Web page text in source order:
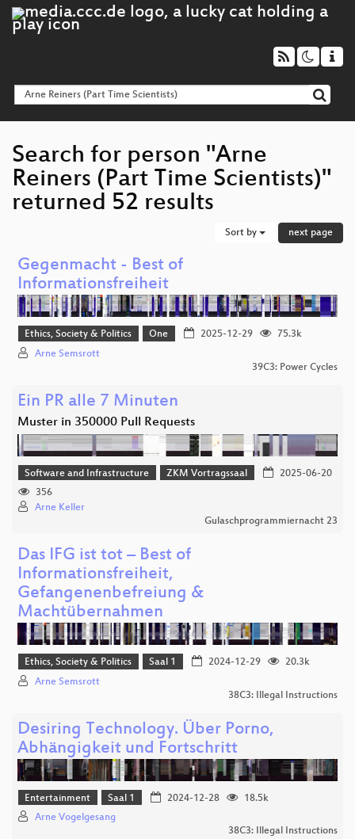
Search for person "Arne
Reiners (Part Time Scientists)"
returned 52 results
Sort by next page
Gegenmacht - Best of
Informationsfreiheit
Ethics, Society & Politics One 2025-12-29
75.3k
Arne Semsrott
39C3: Power Cycles
Ein PR alle 7 Minuten
Muster in 350000 Pull Requests
Software and Infrastructure ZKM Vortragssaal
2025-06-20
356
Arne Keller
Gulaschprogrammiernacht 23
Das IFG ist tot – Best of
Informationsfreiheit,
Gefangenenbefreiung &
Machtübernahmen
Ethics, Society & Politics Saal 1 2024-12-29
20.3k
Arne Semsrott
38C3: Illegal Instructions
Desiring Technology. Über Porno,
Abhängigkeit und Fortschritt
Entertainment Saal 1 2024-12-28
18.5k
Arne Vogelgesang
38C3: Illegal Instructions